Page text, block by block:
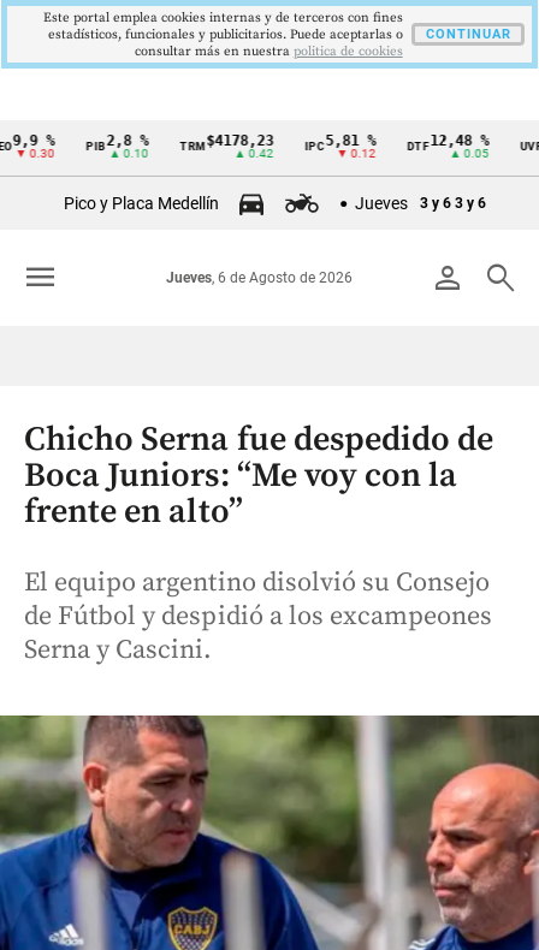
Cintillo
Colombia
PIB 2,8 %
▲ 0.10
TRM $4178,23
▲ 0.42
IPC 5,81 %
▼ 0.12
DTF 12,48 %
▲ 0.05
UVR
Pico y Placa Medellín Jueves 3 y 6 3 y 6
person search
Jueves, 6 de Agosto de 2026
menu
Chicho Serna fue despedido de
Boca Juniors: “Me voy con la
frente en alto”
El equipo argentino disolvió su Consejo
de Fútbol y despidió a los excampeones
Serna y Cascini.
Este portal emplea cookies internas y de terceros con fines
estadísticos, funcionales y publicitarios. Puede aceptarlas o
consultar más en nuestra politica de cookies
CONTINUAR